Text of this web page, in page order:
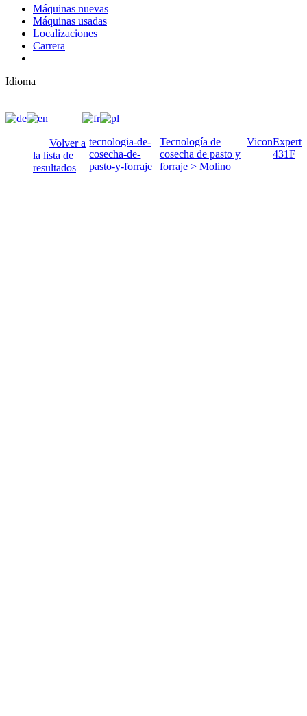
Máquinas nuevas
Máquinas usadas
Localizaciones
Carrera
Idioma
Volver a
la lista de
resultados
tecnologia-de-
cosecha-de-
pasto-y-forraje
Tecnología de
cosecha de pasto y
forraje > Molino
ViconExpert
431F